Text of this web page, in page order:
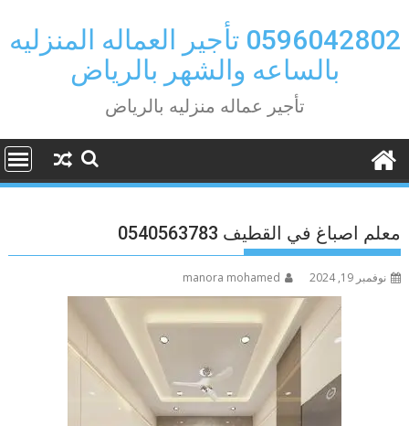
to
content
0596042802 تأجير العماله المنزليه
بالساعه والشهر بالرياض
تأجير عماله منزليه بالرياض
معلم اصباغ في القطيف 0540563783
نوفمبر 19, 2024 manora mohamed